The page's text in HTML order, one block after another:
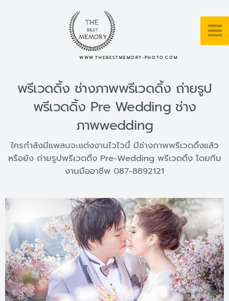
WWW.THEBESTMEMORY-PHOTO.COM
พรีเวดดิ้ง ช่างภาพพรีเวดดิ้ง ถ่ายรูป
พรีเวดดิ้ง Pre Wedding ช่าง
ภาพwedding
ใครกำลังมีแพลนจะแต่งงานไวไวนี้ มีช่างภาพพรีเวดดิ้งแล้ว
หรือยัง ถ่ายรูปพรีเวดดิ้ง Pre-Wedding พรีเวดดิ้ง โดยทีม
งานมืออาชีพ 087-8892121